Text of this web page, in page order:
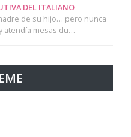
DEL ITALIANO
de su hijo… pero nunca
atendía mesas du…